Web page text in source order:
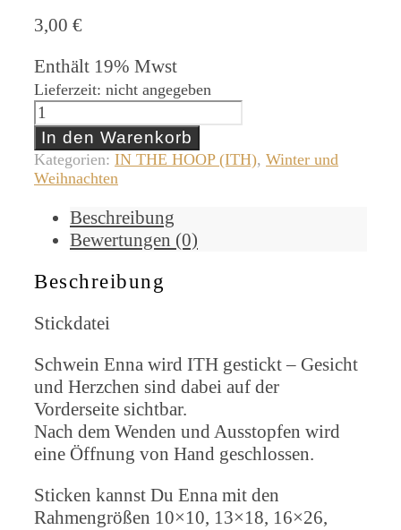
3,00 €
Enthält 19% Mwst
Lieferzeit: nicht angegeben
Schwein
Enna
ITH
[Digital]
In den Warenkorb
Kategorien: IN THE HOOP (ITH), Winter und
Weihnachten
Beschreibung
Bewertungen (0)
Beschreibung
Stickdatei
Schwein Enna wird ITH gestickt – Gesicht
und Herzchen sind dabei auf der
Vorderseite sichtbar.
Nach dem Wenden und Ausstopfen wird
eine Öffnung von Hand geschlossen.
Sticken kannst Du Enna mit den
Rahmengrößen 10×10, 13×18, 16×26,